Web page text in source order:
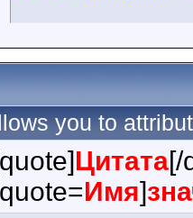
you to
Цитата[/
Имя]